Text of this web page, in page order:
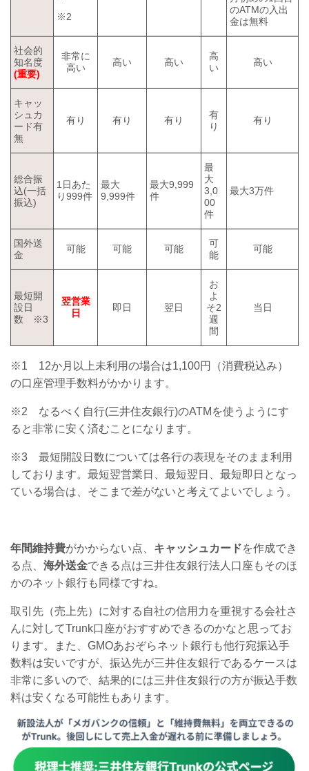
※2
のATMの入出
金は無料
社会的
知名度
(重要)
非常に
高い
高い 高い
高
い
高い
キャッ
シュカ
ード有
無
有り 有り 有り
有
り
有り
総合振
込(一括
振込)
1日あた
り999件
最大
9,999件
最大9,999
件
最
大
3,0
00
件
最大3万件
国外送
金
可能 可能 可能
可
能
可能
最短開
設日
数 ※3
翌営業
日
即日 翌日
お
よ
そ2
週
間
当日
※1 12か月以上未利用の場合は1,100円（消費税込み）
の口座管理手数料がかかります。
※2 なるべく自行(三井住友銀行)のATMを使うようにす
ると非常に安く済むことになります。
※3 最短開設日数については各行の表現をそのまま利用
しております。最短翌営業日、最短翌日、最短即日となっ
ている場合は、そこまで差がないと考えてよいでしょう。
年間維持費がかからない点、 キャッシュカードを作成でき
る点、 海外送金できる点は三井住友銀行法人口座もそのほ
かのネット銀行も同様ですね。
取引先（売上先）に対する自社の信用力を重視する会社さ
んに対してTrunk口座がおすすめできるのかなと思ってお
ります。また、GMOあおぞらネット銀行も他行宛振込手
数料は安いですが、振込先が三井住友銀行であるケースは
非常に多いので、結果的には三井住友銀行の方が振込手数
料は安くなる可能性もあります。